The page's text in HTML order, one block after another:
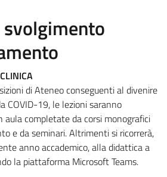
di Ateneo conseguenti al divenire
COVID-19, le lezioni saranno
aula completate da corsi monografici
e da seminari. Altrimenti si ricorrerà,
anno accademico, alla didattica a
la piattaforma Microsoft Teams.